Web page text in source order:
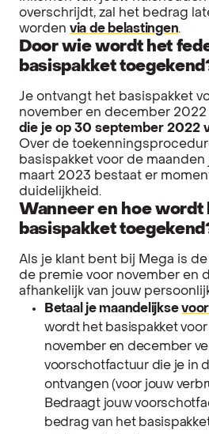
overschrijdt, zal het bedrag
worden via de belastingen.
Door wie wordt het
basispakket
Je ontvangt het basispakket
november en december 2022
die je op 30 september 2022
Over de
basispakket voor de maanden
maart 2023 bestaat er
duidelijkheid.
Wanneer en hoe wordt
basispakket
Als je klant bent bij Mega is
de premie voor november en
afhankelijk van jouw
Betaal je maandelijkse
wordt het basispakket
november en december
voorschotfactuur die je in
ontvangen (voor jouw
Bedraagt jouw
bedrag van het